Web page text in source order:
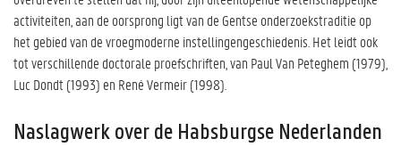
activiteiten, aan de oorsprong ligt van de Gentse onderzoekstraditie op
het gebied van de vroegmoderne instellingengeschiedenis. Het leidt ook
tot verschillende doctorale proefschriften, van Paul Van Peteghem (1979),
Luc Dondt (1993) en René Vermeir (1998).
Naslagwerk over de Habsburgse Nederlanden